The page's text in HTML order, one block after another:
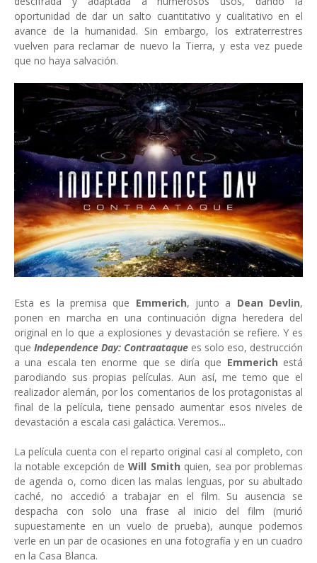
oportunidad de dar un salto cuantitativo y cualitativo en el
avance de la humanidad. Sin embargo, los extraterrestres
vuelven para reclamar de nuevo la Tierra, y esta vez puede
que no haya salvación.
Esta es la premisa que Emmerich, junto a Dean Devlin,
ponen en marcha en una continuación digna heredera del
original en lo que a explosiones y devastación se refiere. Y es
que Independence Day: Contraataque es solo eso, destrucción
a una escala ten enorme que se diría que Emmerich está
parodiando sus propias películas. Aun así, me temo que el
realizador alemán, por los comentarios de los protagonistas al
final de la película, tiene pensado aumentar esos niveles de
devastación a escala casi galáctica. Veremos...
La película cuenta con el reparto original casi al completo, con
la notable excepción deWill Smith quien, sea por problemas
de agenda o, como dicen las malas lenguas, por su abultado
caché, no accedió a trabajar en el film. Su ausencia se
despacha con solo una frase al inicio del film (murió
supuestamente en un vuelo de prueba), aunque podemos
verle en un par de ocasiones en una fotografía y en un cuadro
en la Casa Blanca.